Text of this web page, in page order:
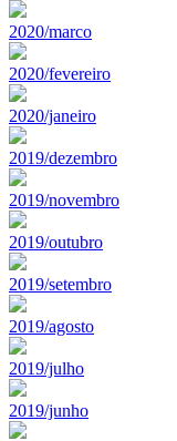
2020/marco
2020/fevereiro
2020/janeiro
2019/dezembro
2019/novembro
2019/outubro
2019/setembro
2019/agosto
2019/julho
2019/junho